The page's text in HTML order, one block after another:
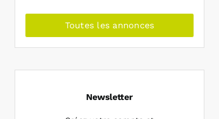
Toutes les annonces
Newsletter